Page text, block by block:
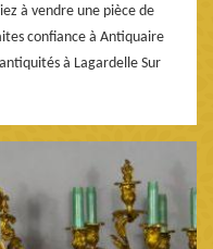
à vendre une pièce de
confiance à Antiquaire
à Lagardelle Sur